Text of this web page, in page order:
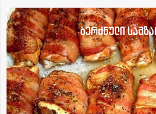
ბერძნული